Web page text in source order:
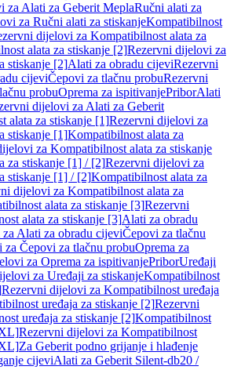
za Alati za Geberit MeplaRučni alati za
za Ručni alati za stiskanjeKompatibilnost
dijelovi za Kompatibilnost alata za
alata za stiskanje [2]Rezervni dijelovi za
stiskanje [2]Alati za obradu cijeviRezervni
cijeviČepovi za tlačnu probuRezervni
probuOprema za ispitivanjePriborAlati
dijelovi za Alati za Geberit
alata za stiskanje [1]Rezervni dijelovi za
stiskanje [1]Kompatibilnost alata za
za Kompatibilnost alata za stiskanje
za stiskanje [1] / [2]Rezervni dijelovi za
stiskanje [1] / [2]Kompatibilnost alata za
dijelovi za Kompatibilnost alata za
alata za stiskanje [3]Rezervni
alata za stiskanje [3]Alati za obradu
Alati za obradu cijeviČepovi za tlačnu
Čepovi za tlačnu probuOprema za
za Oprema za ispitivanjePriborUređaji
za Uređaji za stiskanjeKompatibilnost
Rezervni dijelovi za Kompatibilnost uređaja
uređaja za stiskanje [2]Rezervni
uređaja za stiskanje [2]Kompatibilnost
Rezervni dijelovi za Kompatibilnost
Za Geberit podno grijanje i hlađenje
cijeviAlati za Geberit Silent-db20 /